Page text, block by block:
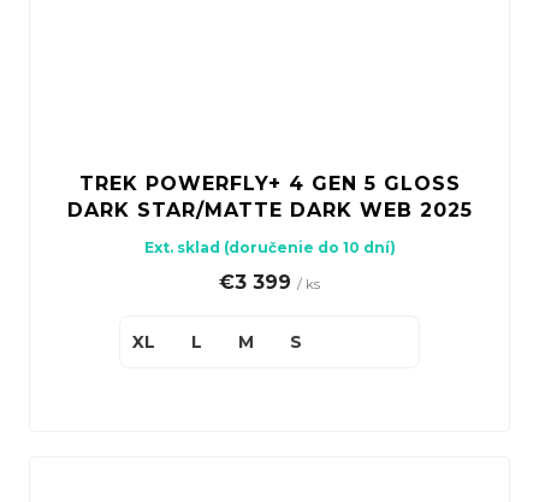
TREK POWERFLY+ 4 GEN 5 GLOSS
DARK STAR/MATTE DARK WEB 2025
Ext. sklad (doručenie do 10 dní)
€3 399 / ks
XL L M S